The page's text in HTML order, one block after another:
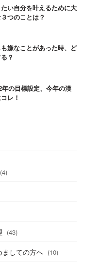
い自分を叶えるために大
つのことは？
も嫌なことがあった時、ど
？
年の目標設定、今年の漢
レ！
(4)
(43)
ましての方へ (10)